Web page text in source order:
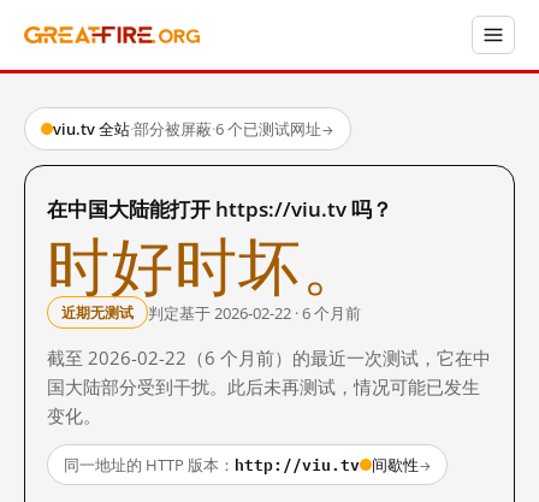
viu.tv 全站·部分被屏蔽·6 个已测试网址→
在中国大陆能打开 https://viu.tv 吗？
时好时坏。
近期无测试 判定基于 2026-02-22 · 6 个月前
截至 2026-02-22（6 个月前）的最近一次测试，它在中
国大陆部分受到干扰。此后未再测试，情况可能已发生
变化。
同一地址的 HTTP 版本： http://viu.tv 间歇性→